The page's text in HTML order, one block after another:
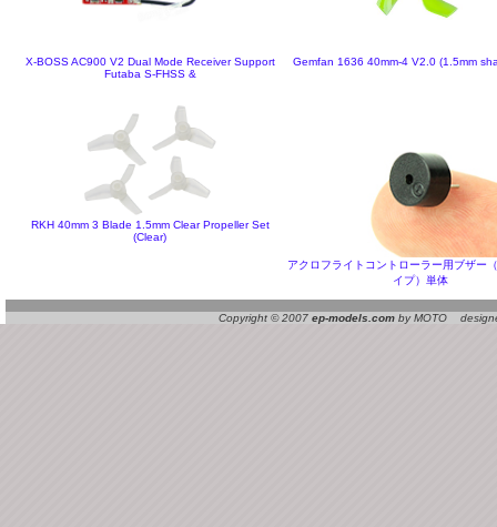
X-BOSS AC900 V2 Dual Mode Receiver Support
Futaba S-FHSS &
Gemfan 1636 40mm-4 V2.0 (1.5mm
RKH 40mm 3 Blade 1.5mm Clear Propeller Set
(Clear)
アクロフライトコントローラー用ブザー
イプ）単体
Copyright © 2007 ep-models.com by MOTO